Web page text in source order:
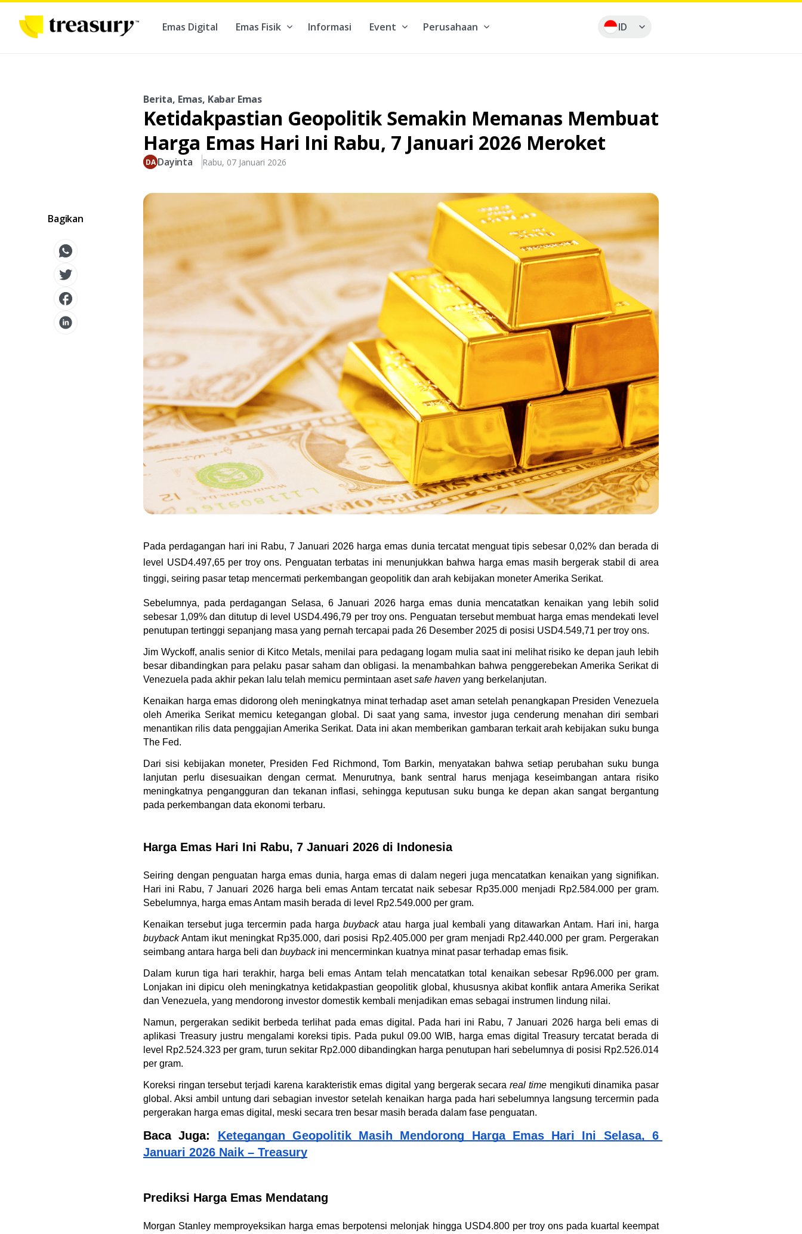
Emas Digital Emas Fisik Informasi Event Perusahaan ID
Bagikan
Berita, Emas, Kabar Emas
Ketidakpastian Geopolitik Semakin Memanas Membuat
Harga Emas Hari Ini Rabu, 7 Januari 2026 Meroket
Dayinta Rabu, 07 Januari 2026
Pada perdagangan hari ini Rabu, 7 Januari 2026 harga emas dunia tercatat menguat tipis sebesar 0,02% dan berada di
level USD4.497,65 per troy ons. Penguatan terbatas ini menunjukkan bahwa harga emas masih bergerak stabil di area
tinggi, seiring pasar tetap mencermati perkembangan geopolitik dan arah kebijakan moneter Amerika Serikat.
Sebelumnya, pada perdagangan Selasa, 6 Januari 2026 harga emas dunia mencatatkan kenaikan yang lebih solid
sebesar 1,09% dan ditutup di level USD4.496,79 per troy ons. Penguatan tersebut membuat harga emas mendekati level
penutupan tertinggi sepanjang masa yang pernah tercapai pada 26 Desember 2025 di posisi USD4.549,71 per troy ons.
Jim Wyckoff, analis senior di Kitco Metals, menilai para pedagang logam mulia saat ini melihat risiko ke depan jauh lebih
besar dibandingkan para pelaku pasar saham dan obligasi. Ia menambahkan bahwa penggerebekan Amerika Serikat di
Venezuela pada akhir pekan lalu telah memicu permintaan aset safe haven yang berkelanjutan.
Kenaikan harga emas didorong oleh meningkatnya minat terhadap aset aman setelah penangkapan Presiden Venezuela
oleh Amerika Serikat memicu ketegangan global. Di saat yang sama, investor juga cenderung menahan diri sembari
menantikan rilis data penggajian Amerika Serikat. Data ini akan memberikan gambaran terkait arah kebijakan suku bunga
The Fed.
Dari sisi kebijakan moneter, Presiden Fed Richmond, Tom Barkin, menyatakan bahwa setiap perubahan suku bunga
lanjutan perlu disesuaikan dengan cermat. Menurutnya, bank sentral harus menjaga keseimbangan antara risiko
meningkatnya pengangguran dan tekanan inflasi, sehingga keputusan suku bunga ke depan akan sangat bergantung
pada perkembangan data ekonomi terbaru.
Harga Emas Hari Ini Rabu, 7 Januari 2026 di Indonesia
Seiring dengan penguatan harga emas dunia, harga emas di dalam negeri juga mencatatkan kenaikan yang signifikan.
Hari ini Rabu, 7 Januari 2026 harga beli emas Antam tercatat naik sebesar Rp35.000 menjadi Rp2.584.000 per gram.
Sebelumnya, harga emas Antam masih berada di level Rp2.549.000 per gram.
Kenaikan tersebut juga tercermin pada harga buyback
buyback Antam ikut meningkat Rp35.000, dari posisi Rp2.405.000 per gram menjadi Rp2.440.000 per gram. Pergerakan
seimbang antara harga beli dan buyback ini mencerminkan kuatnya minat pasar terhadap emas fisik.
Dalam kurun tiga hari terakhir, harga beli emas Antam telah mencatatkan total kenaikan sebesar Rp96.000 per gram.
Lonjakan ini dipicu oleh meningkatnya ketidakpastian geopolitik global, khususnya akibat konflik antara Amerika Serikat
dan Venezuela, yang mendorong investor domestik kembali menjadikan emas sebagai instrumen lindung nilai.
Namun, pergerakan sedikit berbeda terlihat pada emas digital. Pada hari ini Rabu, 7 Januari 2026 harga beli emas di
aplikasi Treasury justru mengalami koreksi tipis. Pada pukul 09.00 WIB, harga emas digital Treasury tercatat berada di
level Rp2.524.323 per gram, turun sekitar Rp2.000 dibandingkan harga penutupan hari sebelumnya di posisi Rp2.526.014
per gram.
Koreksi ringan tersebut terjadi karena karakteristik emas digital yang bergerak secara real time mengikuti dinamika pasar
global. Aksi ambil untung dari sebagian investor setelah kenaikan harga pada hari sebelumnya langsung tercermin pada
pergerakan harga emas digital, meski secara tren besar masih berada dalam fase penguatan.
Baca Juga: Ketegangan Geopolitik Masih Mendorong Harga Emas Hari Ini Selasa, 6
Januari 2026 Naik – Treasury
Prediksi Harga Emas Mendatang
Morgan Stanley memproyeksikan harga emas berpotensi melonjak hingga USD4.800 per troy ons pada kuartal keempat